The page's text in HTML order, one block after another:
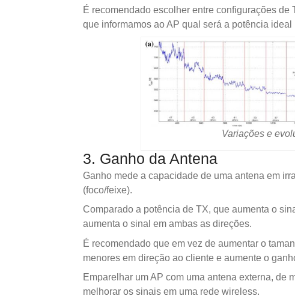
É recomendado escolher entre configurações
que informamos ao AP qual será a potência
Variações e
3. Ganho da Antena
Ganho mede a capacidade de uma antena em
(foco/feixe).
Comparado a potência de TX, que aumenta o
aumenta o sinal em ambas as direções.
É recomendado que em vez de aumentar o
menores em direção ao cliente e aumente o
Emparelhar um AP com uma antena externa, de
melhorar os sinais em uma rede wireless.